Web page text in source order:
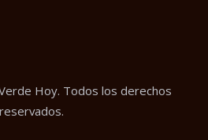
Hoy. Todos los derechos
reservados.